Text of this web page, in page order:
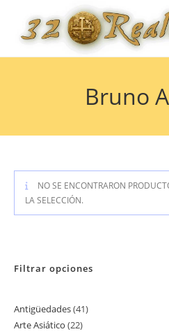
contenido
Bruno
NO SE ENCONTRARON
LA SELECCIÓN.
Filtrar opciones
Antigüedades 4141
Arte Asiático 2222